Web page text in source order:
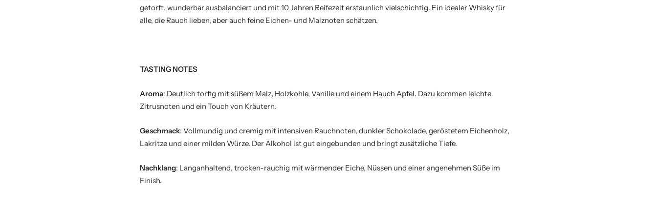
getorft, wunderbar ausbalanciert und mit 10 Jahren Reifezeit erstaunlich vielschichtig. Ein idealer Whisky für
alle, die Rauch lieben, aber auch feine Eichen- und Malznoten schätzen.
TASTING NOTES
Aroma: Deutlich torfig mit süßem Malz, Holzkohle, Vanille und einem Hauch Apfel. Dazu kommen leichte
Zitrusnoten und ein Touch von Kräutern.
Geschmack: Vollmundig und cremig mit intensiven Rauchnoten, dunkler Schokolade, geröstetem Eichenholz,
Lakritze und einer milden Würze. Der Alkohol ist gut eingebunden und bringt zusätzliche Tiefe.
Nachklang: Langanhaltend, trocken-rauchig mit wärmender Eiche, Nüssen und einer angenehmen Süße im
Finish.